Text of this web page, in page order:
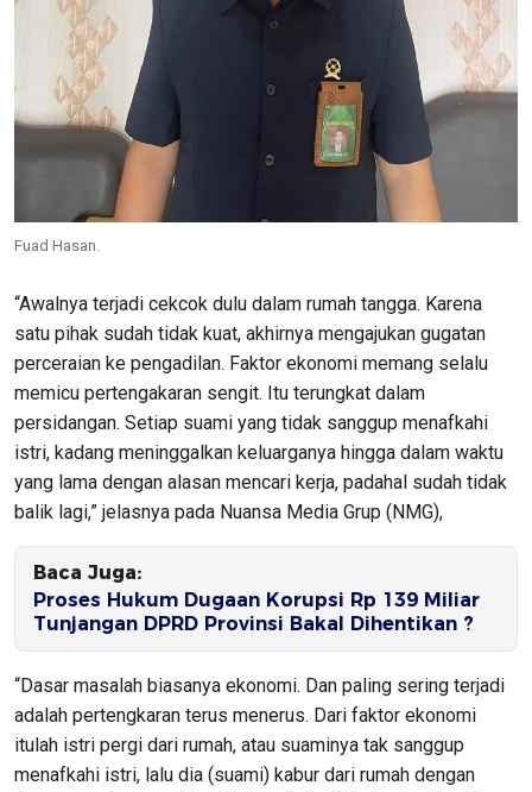
Fuad Hasan.
“Awalnya terjadi cekcok dulu dalam rumah tangga. Karena
satu pihak sudah tidak kuat, akhirnya mengajukan gugatan
perceraian ke pengadilan. Faktor ekonomi memang selalu
memicu pertengakaran sengit. Itu terungkat dalam
persidangan. Setiap suami yang tidak sanggup menafkahi
istri, kadang meninggalkan keluarganya hingga dalam waktu
yang lama dengan alasan mencari kerja, padahal sudah tidak
balik lagi,” jelasnya pada Nuansa Media Grup (NMG),
Baca Juga:
Proses Hukum Dugaan Korupsi Rp 139 Miliar
Tunjangan DPRD Provinsi Bakal Dihentikan ?
“Dasar masalah biasanya ekonomi. Dan paling sering terjadi
adalah pertengkaran terus menerus. Dari faktor ekonomi
itulah istri pergi dari rumah, atau suaminya tak sanggup
menafkahi istri, lalu dia (suami) kabur dari rumah dengan